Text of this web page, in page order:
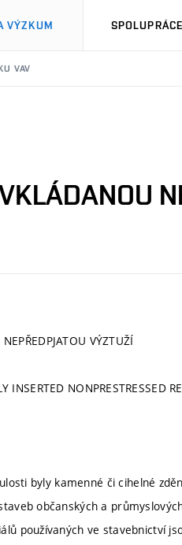
VÝZKUM SPOLUPRÁCE
VAV
VÝZTUŽÍ
NONPRESTRESSED
byly kamenné či cihelné
občanských a
používaných ve stavebnictví